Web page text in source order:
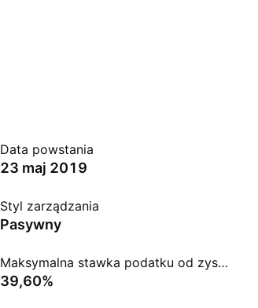
Data powstania
23 maj 2019
Styl zarządzania
Pasywny
Maksymalna stawka podatku od zysków kapitałowych ST
39,60%